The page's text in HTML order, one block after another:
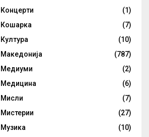
Концерти
(1)
Кошарка
(7)
Култура
(10)
Македонија
(787)
Медиуми
(2)
Медицина
(6)
Мисли
(7)
Мистерии
(27)
Музика
(10)